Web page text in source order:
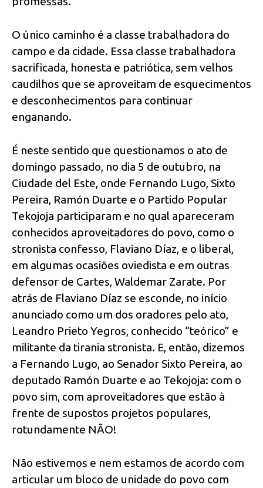
O único caminho é a classe trabalhadora do
campo e da cidade. Essa classe trabalhadora
sacrificada, honesta e patriótica, sem velhos
caudilhos que se aproveitam de esquecimentos
e desconhecimentos para continuar
enganando.
É neste sentido que questionamos o ato de
domingo passado, no dia 5 de outubro, na
Ciudade del Este, onde Fernando Lugo, Sixto
Pereira, Ramón Duarte e o Partido Popular
Tekojoja participaram e no qual apareceram
conhecidos aproveitadores do povo, como o
stronista confesso, Flaviano Díaz, e o liberal,
em algumas ocasiões oviedista e em outras
defensor de Cartes, Waldemar Zarate. Por
atrás de Flaviano Díaz se esconde, no início
anunciado como um dos oradores pelo ato,
Leandro Prieto Yegros, conhecido “teórico” e
militante da tirania stronista. E, então, dizemos
a Fernando Lugo, ao Senador Sixto Pereira, ao
deputado Ramón Duarte e ao Tekojoja: com o
povo sim, com aproveitadores que estão à
frente de supostos projetos populares,
rotundamente NÃO!
Não estivemos e nem estamos de acordo com
articular um bloco de unidade do povo com